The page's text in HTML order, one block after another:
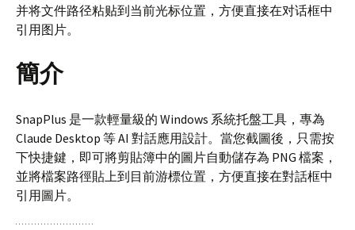
并将文件路径粘贴到当前光标位置，方便直接在对话框中
引用图片。
簡介
SnapPlus 是一款輕量級的 Windows 系統托盤工具，專為
Claude Desktop 等 AI 對話應用設計。當您截圖後，只需按
下快捷鍵，即可將剪貼簿中的圖片自動儲存為 PNG 檔案，
並將檔案路徑貼上到目前游標位置，方便直接在對話框中
引用圖片。